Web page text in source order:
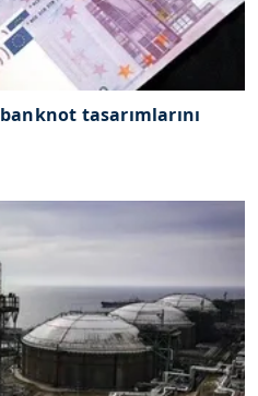
tasarımlarını